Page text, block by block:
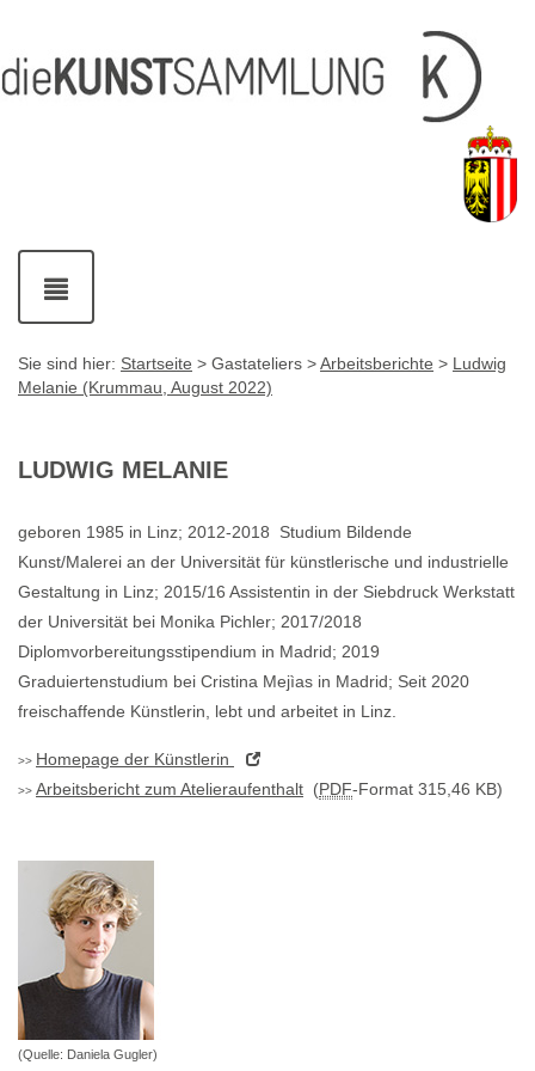
[1]
[2]
Links
[3]
mit
Kontaktdaten
Navigation
ein-
und
Sie sind hier: Startseite > Gastateliers >Arbeitsberichte > Ludwig
Melanie (Krummau, August 2022)
LUDWIG MELANIE
geboren 1985 in Linz; 2012-2018 Studium Bildende
Kunst/Malerei an der Universität für künstlerische und industrielle
Gestaltung in Linz; 2015/16 Assistentin in der Siebdruck Werkstatt
der Universität bei Monika Pichler; 2017/2018
Diplomvorbereitungsstipendium in Madrid; 2019
Graduiertenstudium bei Cristina Mejìas in Madrid; Seit 2020
freischaffende Künstlerin, lebt und arbeitet in Linz.
Homepage der Künstlerin
Arbeitsbericht zum Atelieraufenthalt (PDF-Format 315,46 KB)
(Quelle: Daniela Gugler)